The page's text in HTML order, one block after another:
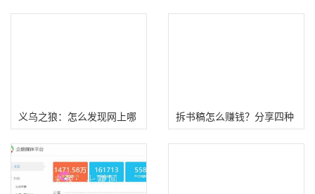
义乌之狼：怎么发现网上哪
些项目赚钱？
拆书稿怎么赚钱？分享四种
读书拆书稿技巧